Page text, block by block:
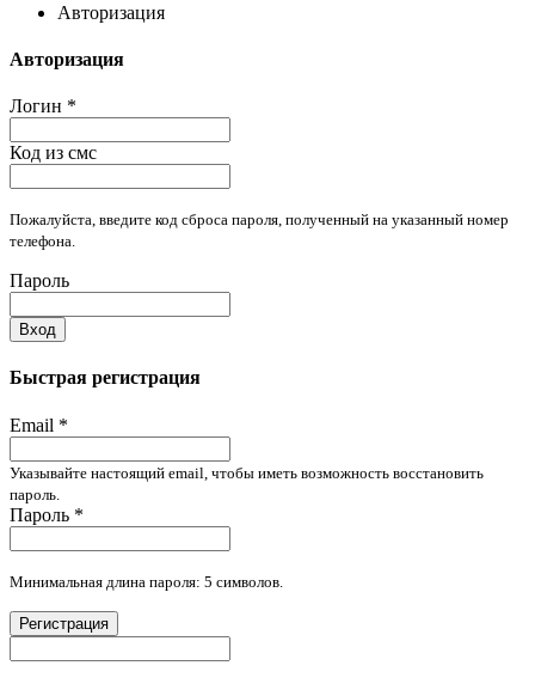
Авторизация
Авторизация
Логин *
Код из смс
Пожалуйста, введите код сброса пароля, полученный на указанный номер
телефона.
Пароль
Вход
Быстрая регистрация
Email *
Указывайте настоящий email, чтобы иметь возможность восстановить
пароль.
Пароль *
Минимальная длина пароля: 5 символов.
Регистрация